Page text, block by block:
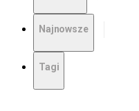
Najnowsze
Tagi